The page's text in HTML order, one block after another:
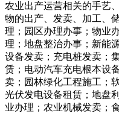
农业出产运营相关的手艺
物的出产、发卖、加工、
理；园区办理办事；物业
理；地盘整治办事；新能
设备发卖；充电桩发卖；
赁；电动汽车充电根本设
卖；园林绿化工程施工；
光伏发电设备租赁；地盘
业办理；农业机械发卖；